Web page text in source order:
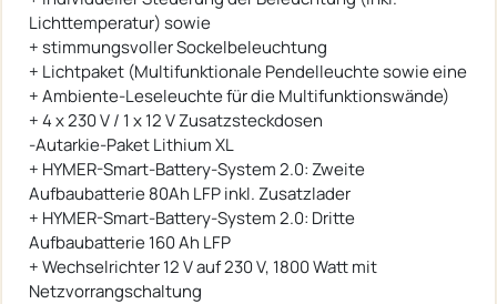
Lichttemperatur) sowie
+ stimmungsvoller Sockelbeleuchtung
+ Lichtpaket (Multifunktionale Pendelleuchte sowie eine
+ Ambiente-Leseleuchte für die Multifunktionswände)
+ 4 x 230 V / 1 x 12 V Zusatzsteckdosen
-Autarkie-Paket Lithium XL
+ HYMER-Smart-Battery-System 2.0: Zweite
Aufbaubatterie 80Ah LFP inkl. Zusatzlader
+ HYMER-Smart-Battery-System 2.0: Dritte
Aufbaubatterie 160 Ah LFP
+ Wechselrichter 12 V auf 230 V, 1800 Watt mit
Netzvorrangschaltung